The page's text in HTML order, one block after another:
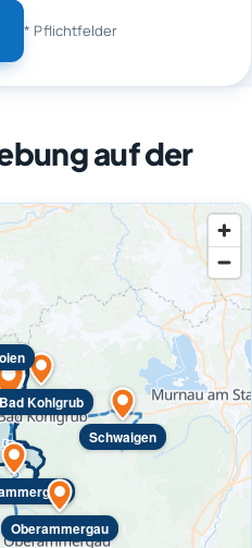
* Pflichtfelder
auf der
Bad Kohlgrub
Schwaigen
Oberammergau